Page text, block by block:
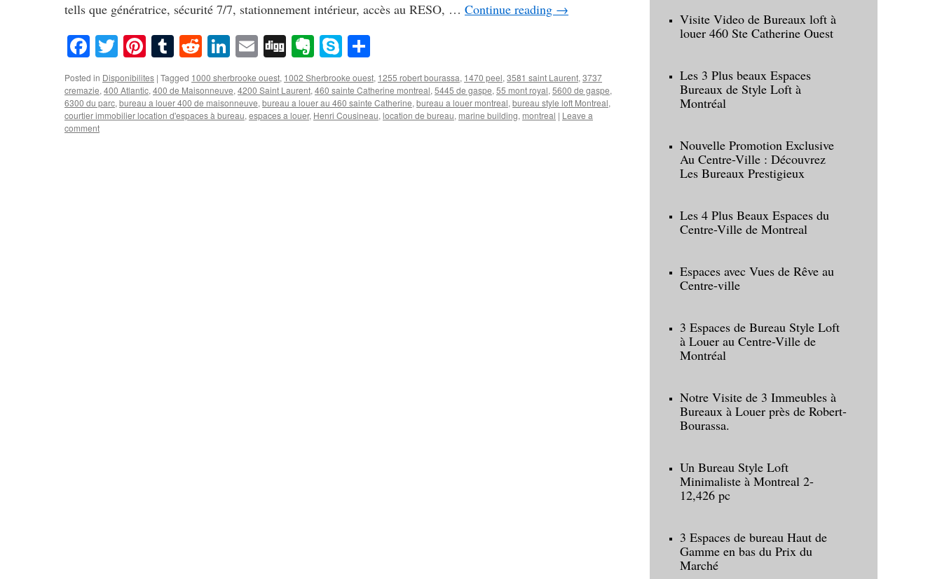
tells que génératrice, sécurité 7/7, stationnement intérieur, accès au RESO, … Continue reading →
Facebook
TwitterPinterest
Tumblr
RedditLinkedIn
EmailDiggEvernote
Skype
Posted in Disponibilites | Tagged 1000 sherbrooke ouest, 1002 Sherbrooke ouest, 1255 robert bourassa, 1470 peel,3581 saint Laurent,3737
cremazie,400 Atlantic,400 de Maisonneuve,4200 Saint Laurent,460 sainte Catherine montreal,5445 de gaspe,55 mont royal,5600 de gaspe,
6300 du parc,bureau a louer 400 de maisonneuve,bureau a louer au 460 sainte Catherine,bureau a louer montreal,bureau style loft Montreal,
courtier immobilier location d'espaces à bureau,espaces a louer, Henri Cousineau,location de bureau, marine building, montreal | Leave a
comment
Visite Video de Bureaux loft à
louer 460 Ste Catherine Ouest
Les 3 Plus beaux Espaces
Bureaux de Style Loft à
Montréal
Nouvelle Promotion Exclusive
Au Centre-Ville : Découvrez
Les Bureaux Prestigieux
Les 4 Plus Beaux Espaces du
Centre-Ville de Montreal
Espaces avec Vues de Rêve au
Centre-ville
3 Espaces de Bureau Style Loft
à Louer au Centre-Ville de
Montréal
Notre Visite de 3 Immeubles à
Bureaux à Louer près de Robert-
Bourassa.
Un Bureau Style Loft
Minimaliste à Montreal 2-
12,426 pc
3 Espaces de bureau Haut de
Gamme en bas du Prix du
Marché